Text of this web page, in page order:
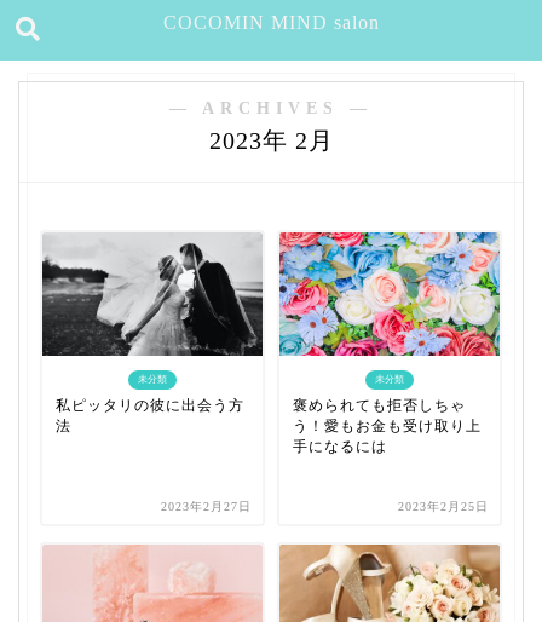
COCOMIN MIND salon
― ARCHIVES ―
2023年 2月
未分類
私ピッタリの彼に出会う方
法
2023年2月27日
未分類
褒められても拒否しちゃ
う！愛もお金も受け取り上
手になるには
2023年2月25日